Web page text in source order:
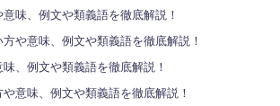
意味、例文や類義語を徹底解説！
方や意味、例文や類義語を徹底解説！
味、例文や類義語を徹底解説！
や意味、例文や類義語を徹底解説！